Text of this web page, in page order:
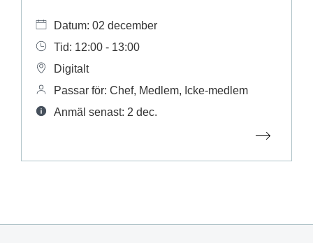
Datum: 02 december
Tid: 12:00 - 13:00
Digitalt
Passar för: Chef, Medlem, Icke-medlem
Anmäl senast: 2 dec.